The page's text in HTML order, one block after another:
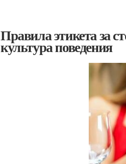
Правила этикета за
культура поведения